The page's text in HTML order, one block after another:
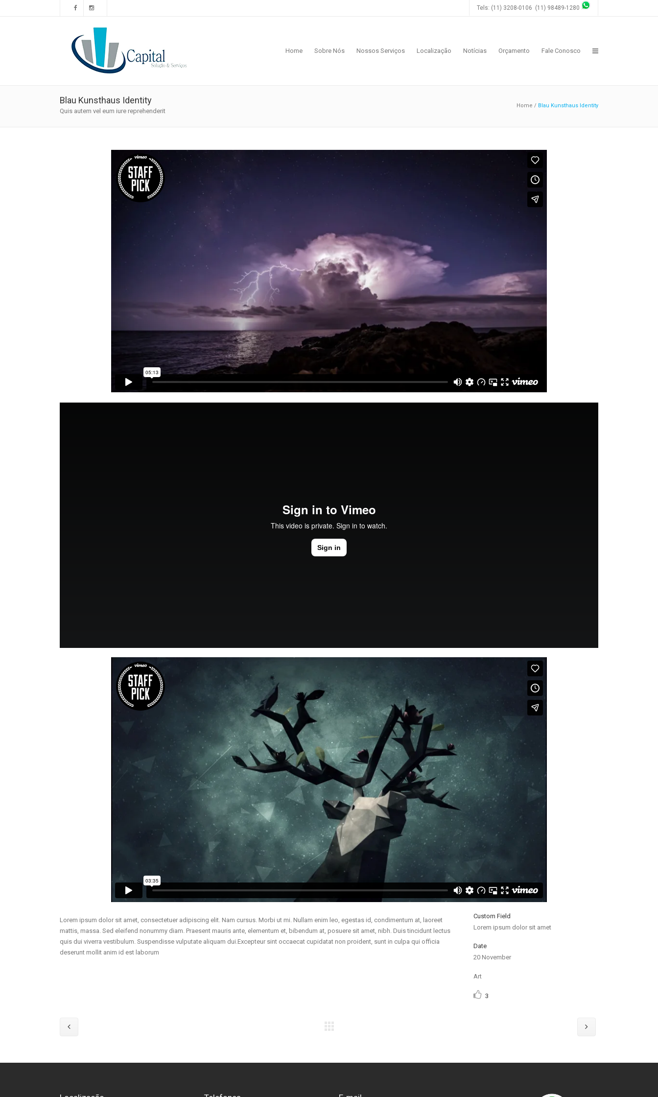
Tels: (11) 3208-0106 (11) 98489-1280
Home Sobre Nós Nossos Serviços Localização Notícias Orçamento Fale Conosco
Blau Kunsthaus Identity
Quis autem vel eum iure reprehenderit
Home / Blau Kunsthaus Identity
Lorem ipsum dolor sit amet, consectetuer adipiscing elit. Nam cursus. Morbi ut mi. Nullam enim leo, egestas id, condimentum at, laoreet
mattis, massa. Sed eleifend nonummy diam. Praesent mauris ante, elementum et, bibendum at, posuere sit amet, nibh. Duis tincidunt lectus
quis dui viverra vestibulum. Suspendisse vulputate aliquam dui.Excepteur sint occaecat cupidatat non proident, sunt in culpa qui officia
deserunt mollit anim id est laborum
Custom Field
Lorem ipsum dolor sit amet
Date
20 November
Art
3